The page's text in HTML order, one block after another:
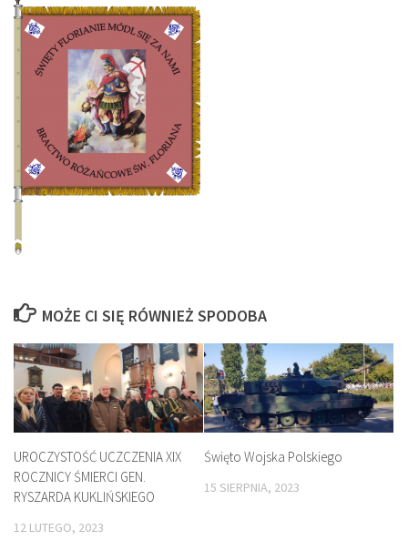
MOŻE CI SIĘ RÓWNIEŻ SPODOBA
UROCZYSTOŚĆ UCZCZENIA XIX
ROCZNICY ŚMIERCI GEN.
RYSZARDA KUKLIŃSKIEGO
12 LUTEGO, 2023
Święto Wojska Polskiego
15 SIERPNIA, 2023